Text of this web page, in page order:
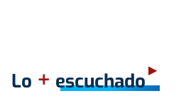
Lo + escuchado